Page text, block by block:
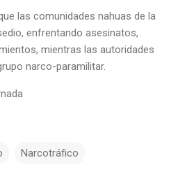
las comunidades nahuas de la
enfrentando asesinatos,
mientras las autoridades
narco-paramilitar.
Narcotráfico